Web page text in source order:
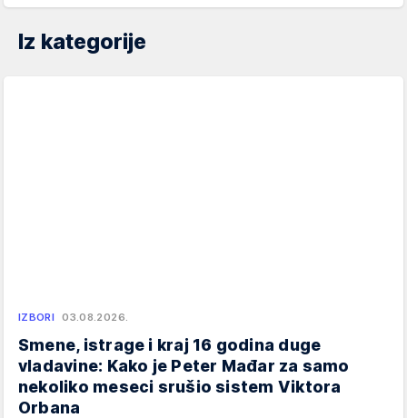
Iz kategorije
IZBORI 03.08.2026.
Smene, istrage i kraj 16 godina duge
vladavine: Kako je Peter Mađar za samo
nekoliko meseci srušio sistem Viktora
Orbana